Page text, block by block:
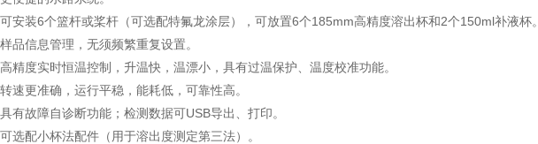
安装6个篮杆或桨杆（可选配特氟龙涂层），可放置6个185mm高精度溶出杯和2个150ml补液杯。
品信息管理，无须频繁重复设置。
精度实时恒温控制，升温快，温漂小，具有过温保护、温度校准功能。
速更准确，运行平稳，能耗低，可靠性高。
有故障自诊断功能；检测数据可USB导出、打印。
选配小杯法配件（用于溶出度测定第三法）。